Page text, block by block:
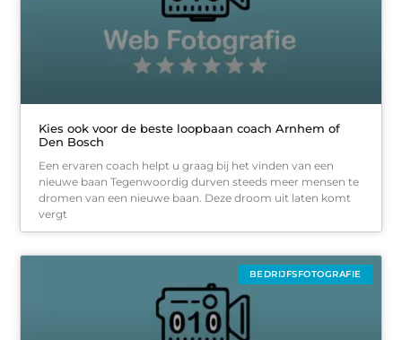
Kies ook voor de beste loopbaan coach Arnhem of
Den Bosch
Een ervaren coach helpt u graag bij het vinden van een
nieuwe baan Tegenwoordig durven steeds meer mensen te
dromen van een nieuwe baan. Deze droom uit laten komt
vergt
BEDRIJFSFOTOGRAFIE